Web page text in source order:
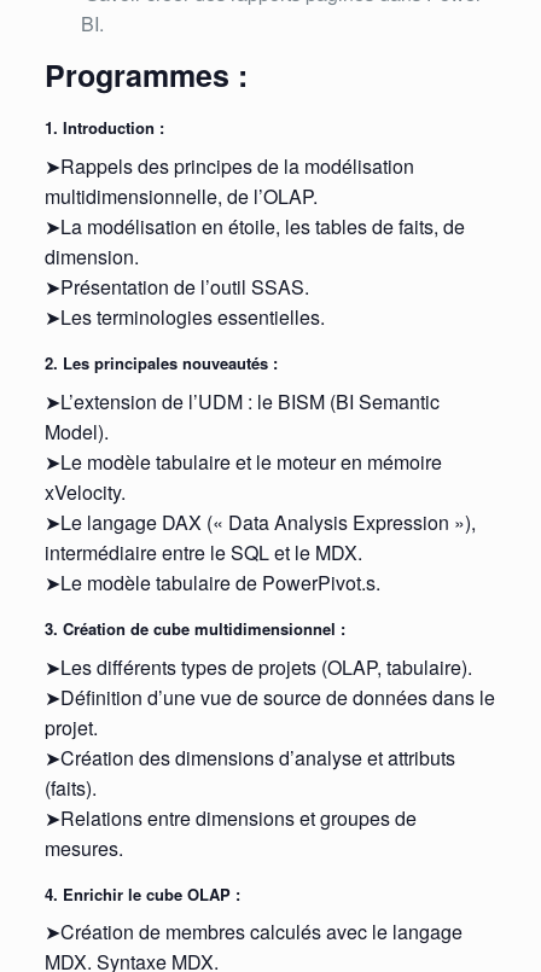
BI.
Programmes :
1. Introduction :
➤Rappels des principes de la modélisation
multidimensionnelle, de l’OLAP.
➤La modélisation en étoile, les tables de faits, de
dimension.
➤Présentation de l’outil SSAS.
➤Les terminologies essentielles.
2. Les principales nouveautés :
➤L’extension de l’UDM : le BISM (BI Semantic
Model).
➤Le modèle tabulaire et le moteur en mémoire
xVelocity.
➤Le langage DAX (« Data Analysis Expression »),
intermédiaire entre le SQL et le MDX.
➤Le modèle tabulaire de PowerPivot.s.
3. Création de cube multidimensionnel :
➤Les différents types de projets (OLAP, tabulaire).
➤Définition d’une vue de source de données dans le
projet.
➤Création des dimensions d’analyse et attributs
(faits).
➤Relations entre dimensions et groupes de
mesures.
4. Enrichir le cube OLAP :
➤Création de membres calculés avec le langage
MDX. Syntaxe MDX.